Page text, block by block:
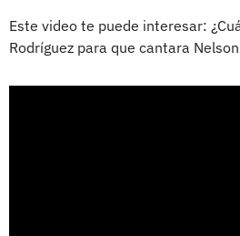
Este video te puede interesar:
Rodríguez para que cantara